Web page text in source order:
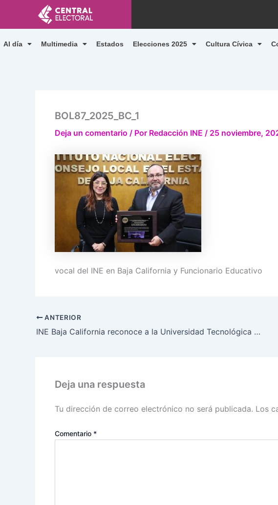
contenido
Al día Multimedia Estados Elecciones 2025 Cultura Cívica
BOL87_2025_BC_1
Deja un comentario / Por Redacción INE / 25 noviembre,
vocal del INE en Baja California y Funcionario Educativo
ANTERIOR
INE Baja California reconoce a la Universidad Tecnológica de Tijuana por su compromiso democrático
Deja una respuesta
Tu dirección de correo electrónico no será publicada. Los
Comentario *